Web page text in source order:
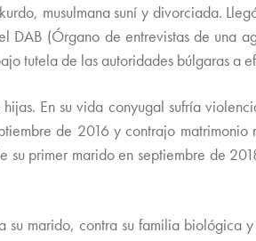
musulmana suní y divorciada.
(Órgano de entrevistas de una
tutela de las autoridades búlgaras a
En su vida conyugal sufría
de 2016 y contrajo
primer marido en septiembre de
marido, contra su familia biológica